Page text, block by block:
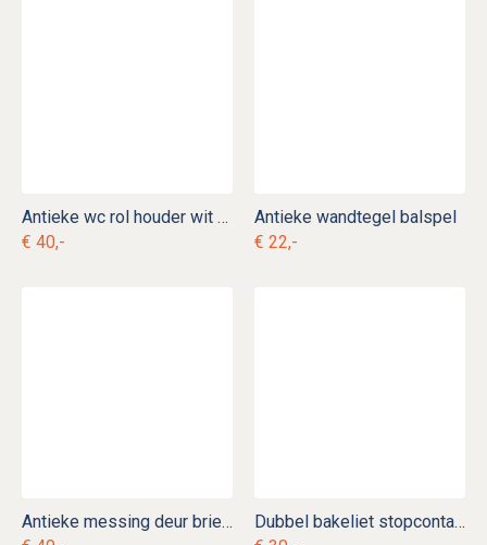
Antieke wc rol houder wit emaille
€ 40,-
Antieke wandtegel balspel
€ 22,-
Antieke messing deur brievenbus b. d 8
Dubbel bakeliet stopcontact b. e 2